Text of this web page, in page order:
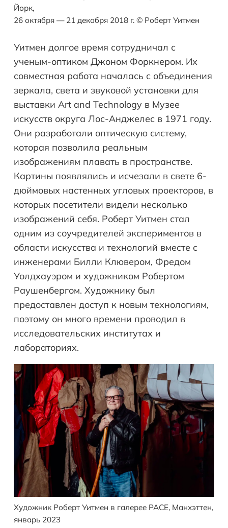
Йорк,
26 октября — 21 декабря 2018 г. © Роберт Уитмен
Уитмен долгое время сотрудничал с
ученым-оптиком Джоном Форкнером. Их
совместная работа началась с объединения
зеркала, света и звуковой установки для
выставки Art and Technology в Музее
искусств округа Лос-Анджелес в 1971 году.
Они разработали оптическую систему,
которая позволила реальным
изображениям плавать в пространстве.
Картины появлялись и исчезали в свете 6-
дюймовых настенных угловых проекторов, в
которых посетители видели несколько
изображений себя. Роберт Уитмен стал
одним из соучредителей экспериментов в
области искусства и технологий вместе с
инженерами Билли Клювером, Фредом
Уолдхауэром и художником Робертом
Раушенбергом. Художнику был
предоставлен доступ к новым технологиям,
поэтому он много времени проводил в
исследовательских институтах и
лабораториях.
Художник Роберт Уитмен в галерее PACE, Манхэттен,
январь 2023